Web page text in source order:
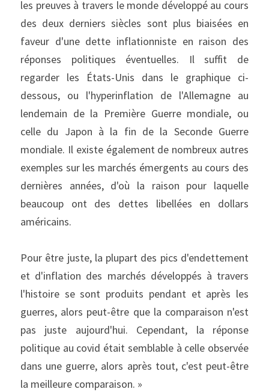
les preuves à travers le monde développé au cours
des deux derniers siècles sont plus biaisées en
faveur d'une dette inflationniste en raison des
réponses politiques éventuelles. Il suffit de
regarder les États-Unis dans le graphique ci-
dessous, ou l'hyperinflation de l'Allemagne au
lendemain de la Première Guerre mondiale, ou
celle du Japon à la fin de la Seconde Guerre
mondiale. Il existe également de nombreux autres
exemples sur les marchés émergents au cours des
dernières années, d'où la raison pour laquelle
beaucoup ont des dettes libellées en dollars
américains.
Pour être juste, la plupart des pics d'endettement
et d'inflation des marchés développés à travers
l'histoire se sont produits pendant et après les
guerres, alors peut-être que la comparaison n'est
pas juste aujourd'hui. Cependant, la réponse
politique au covid était semblable à celle observée
dans une guerre, alors après tout, c'est peut-être
la meilleure comparaison. »